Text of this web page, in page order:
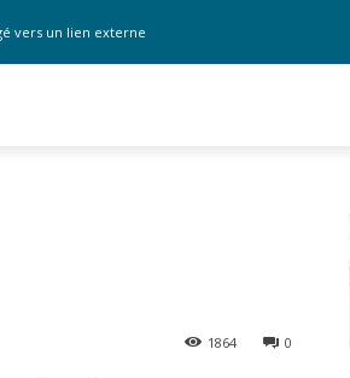
vers un lien externe
0
1864